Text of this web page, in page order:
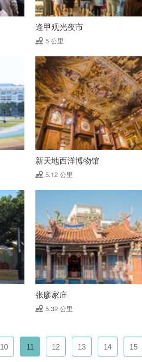
逢甲观光夜市
5 公里
新天地西洋博物馆
5.12 公里
张廖家庙
5.32 公里
10 11 12 13 14 15